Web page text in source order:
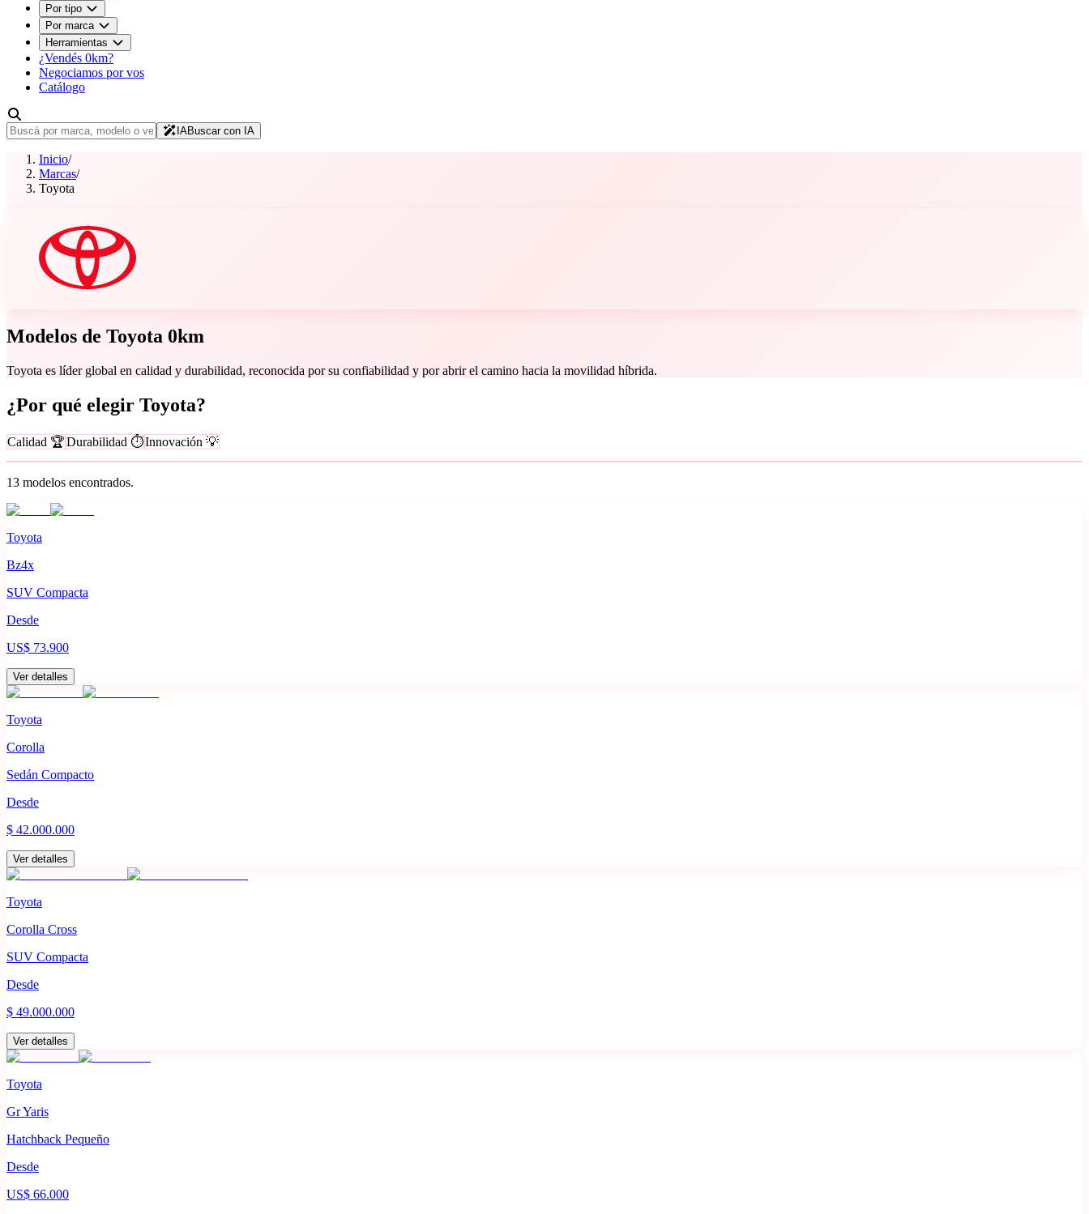
Por tipo
Por marca
Herramientas
¿Vendés 0km?
Negociamos por vos
Catálogo
IABuscar con IA
Inicio/
Marcas/
Toyota
Modelos de Toyota 0km
Toyota es líder global en calidad y durabilidad, reconocida por su confiabilidad y por abrir el camino hacia la movilidad híbrida.
¿Por qué elegir Toyota?
Calidad 🏆Durabilidad ⏱️Innovación 💡
13 modelos encontrados.
Toyota
Bz4x
SUV Compacta
Desde
US$ 73.900
Ver detalles
Toyota
Corolla
Sedán Compacto
Desde
$ 42.000.000
Ver detalles
Toyota
Corolla Cross
SUV Compacta
Desde
$ 49.000.000
Ver detalles
Toyota
Gr Yaris
Hatchback Pequeño
Desde
US$ 66.000